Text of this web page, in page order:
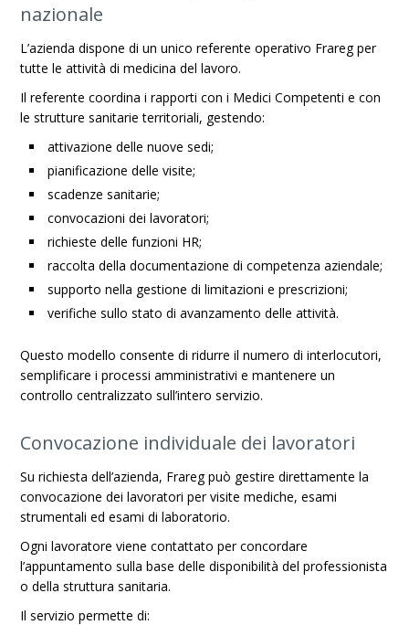
nazionale
L’azienda dispone di un unico referente operativo Frareg per
tutte le attività di medicina del lavoro.
Il referente coordina i rapporti con i Medici Competenti e con
le strutture sanitarie territoriali, gestendo:
attivazione delle nuove sedi;
pianificazione delle visite;
scadenze sanitarie;
convocazioni dei lavoratori;
richieste delle funzioni HR;
raccolta della documentazione di competenza aziendale;
supporto nella gestione di limitazioni e prescrizioni;
verifiche sullo stato di avanzamento delle attività.
Questo modello consente di ridurre il numero di interlocutori,
semplificare i processi amministrativi e mantenere un
controllo centralizzato sull’intero servizio.
Convocazione individuale dei lavoratori
Su richiesta dell’azienda, Frareg può gestire direttamente la
convocazione dei lavoratori per visite mediche, esami
strumentali ed esami di laboratorio.
Ogni lavoratore viene contattato per concordare
l’appuntamento sulla base delle disponibilità del professionista
o della struttura sanitaria.
Il servizio permette di: